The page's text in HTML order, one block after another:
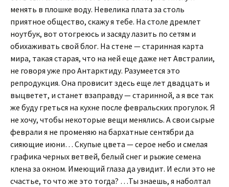
менять в плошке воду. Невелика плата за столь
приятное общество, скажу я тебе. На столе дремлет
ноутбук, вот отогреюсь и засяду лазить по сетям и
обихаживать свой блог. На стене — старинная карта
мира, такая старая, что на ней еще даже нет Австралии,
не говоря уже про Антарктиду. Разумеется это
репродукция. Она провисит здесь еще лет двадцать и
выцветет, и станет взаправду — старинной, а я все так
же буду греться на кухне после февральских прогулок. Я
не хочу, чтобы некоторые вещи менялись. А свои сырые
феврали я не променяю на бархатные сентябри да
сияющие июни… Скупые цвета — серое небо и смелая
графика черных ветвей, белый снег и рыжие семена
клена за окном. Имеющий глаза да увидит. И если это не
счастье, то что же это тогда? …Ты знаешь, я наболтал